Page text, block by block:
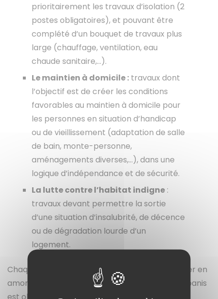
prioritairement les travaux d’isolation (2
postes obligatoires), et pouvant être
complété d’un bouquet de travaux plus
large (chauffage, ventilation, eau
chaude sanitaire,…).
Le maintien à domicile : travaux dont
l’objectif est de créer les conditions
favorables au maintien à domicile pour
les personnes en situation d’handicap
ou de vieillissement (adaptation de salle
de bain, monte-personne,
aménagements diverses,…), dans une
logique d’indépendance et de sécurité.
La lutte contre l’habitat indigne :
travaux devant permettre la sortie
d’une situation d’insalubrité, de décence
ou de dégradation lourde d’un
logement.
Chaque projet est unique et mérite d’être étudier en
amont. L’accompagnement par l’opérateur Urbanis
est obligatoire. L’ensemble des démarches